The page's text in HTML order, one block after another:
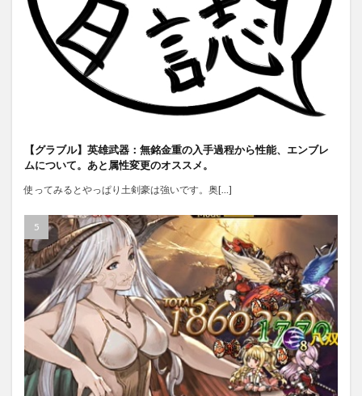
【グラブル】英雄武器：無銘金重の入手過程から性能、エンブレ
ムについて。あと属性変更のオススメ。
使ってみるとやっぱり土剣豪は強いです。奥[…]